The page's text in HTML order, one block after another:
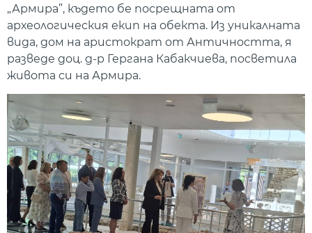
„Армира”, където бе посрещната от
археологическия екип на обекта. Из уникалната
вида, дом на аристократ от Античността, я
разведе доц. д-р Гергана Кабакчиева, посветила
живота си на Армира.